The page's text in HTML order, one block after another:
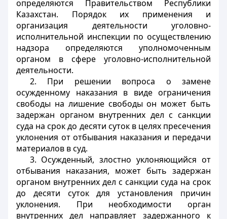
определяются Правительством Республики
Казахстан. Порядок их применения и
организация деятельности уголовно-
исполнительной инспекции по осуществлению
надзора определяются уполномоченным
органом в сфере уголовно-исполнительной
деятельности.
2. При решении вопроса о замене
осужденному наказания в виде ограничения
свободы на лишение свободы он может быть
задержан органом внутренних дел с санкции
суда на срок до десяти суток в целях пресечения
уклонения от отбывания наказания и передачи
материалов в суд.
3. Осужденный, злостно уклоняющийся от
отбывания наказания, может быть задержан
органом внутренних дел с санкции суда на срок
до десяти суток для установления причин
уклонения. При необходимости орган
внутренних дел направляет задержанного к